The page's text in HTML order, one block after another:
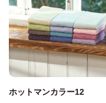
ホットマンカラー12